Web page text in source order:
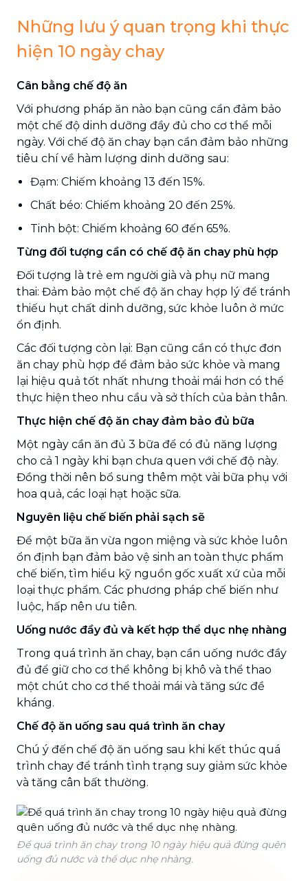
Những lưu ý quan trọng khi thực
hiện 10 ngày chay
Cân bằng chế độ ăn
Với phương pháp ăn nào bạn cũng cần đảm bảo
một chế độ dinh dưỡng đầy đủ cho cơ thể mỗi
ngày. Với chế độ ăn chay bạn cần đảm bảo những
tiêu chí về hàm lượng dinh dưỡng sau:
Đạm: Chiếm khoảng 13 đến 15%.
Chất béo: Chiếm khoảng 20 đến 25%.
Tinh bột: Chiếm khoảng 60 đến 65%.
Từng đối tượng cần có chế độ ăn chay phù hợp
Đối tượng là trẻ em người già và phụ nữ mang
thai: Đảm bảo một chế độ ăn chay hợp lý để tránh
thiếu hụt chất dinh dưỡng, sức khỏe luôn ở mức
ổn định.
Các đối tượng còn lại: Bạn cũng cần có thực đơn
ăn chay phù hợp để đảm bảo sức khỏe và mang
lại hiệu quả tốt nhất nhưng thoải mái hơn có thể
thực hiện theo nhu cầu và sở thích của bản thân.
Thực hiện chế độ ăn chay đảm bảo đủ bữa
Một ngày cần ăn đủ 3 bữa để có đủ năng lượng
cho cả 1 ngày khi bạn chưa quen với chế độ này.
Đồng thời nên bổ sung thêm một vài bữa phụ với
hoa quả, các loại hạt hoặc sữa.
Nguyên liệu chế biến phải sạch sẽ
Để một bữa ăn vừa ngon miệng và sức khỏe luôn
ổn định bạn đảm bảo vệ sinh an toàn thực phẩm
chế biến, tìm hiểu kỹ nguồn gốc xuất xứ của mỗi
loại thực phẩm. Các phương pháp chế biến như
luộc, hấp nên ưu tiên.
Uống nước đầy đủ và kết hợp thể dục nhẹ nhàng
Trong quá trình ăn chay, bạn cần uống nước đầy
đủ để giữ cho cơ thể không bị khô và thể thao
một chút cho cơ thể thoải mái và tăng sức đề
kháng.
Chế độ ăn uống sau quá trình ăn chay
Chú ý đến chế độ ăn uống sau khi kết thúc quá
trình chay để tránh tình trạng suy giảm sức khỏe
và tăng cân bất thường.
Để quá trình ăn chay trong 10 ngày hiệu quả đừng quên
uống đủ nước và thể dục nhẹ nhàng.